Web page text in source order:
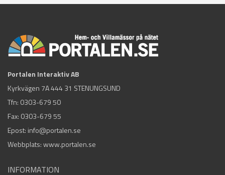
Portalen Interaktiv AB
Kyrkvägen 7A 444 31 STENUNGSUND
Tfn: 0303-679 50
Fax: 0303-679 55
Epost: info@portalen.se
Webbplats: www.portalen.se
INFORMATION